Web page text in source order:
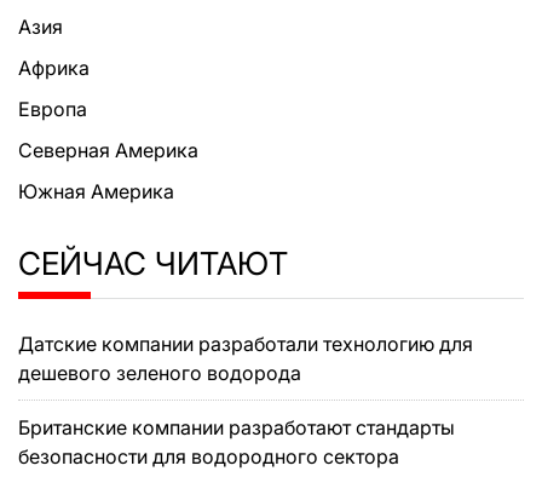
Азия
Африка
Европа
Северная Америка
Южная Америка
СЕЙЧАС ЧИТАЮТ
Датские компании разработали технологию для
дешевого зеленого водорода
Британские компании разработают стандарты
безопасности для водородного сектора